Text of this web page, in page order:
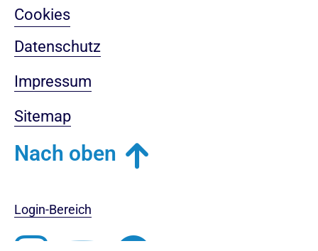
Cookies
Datenschutz
Impressum
Sitemap
Nach oben
Login-Bereich